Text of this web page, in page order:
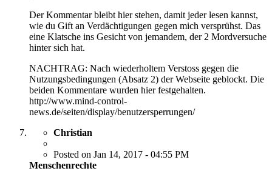
Der Kommentar bleibt hier stehen, damit jeder lesen kannst,
wie du Gift an Verdächtigungen gegen mich versprühst. Das
eine Klatsche ins Gesicht von jemandem, der 2 Mordversuche
hinter sich hat.
NACHTRAG: Nach wiederholtem Verstoss gegen die
Nutzungsbedingungen (Absatz 2) der Webseite geblockt. Die
beiden Kommentare wurden hier festgehalten.
http://www.mind-control-
news.de/seiten/display/benutzersperrungen/
Christian
Posted on Jan 14, 2017 - 04:55 PM
Menschenrechte